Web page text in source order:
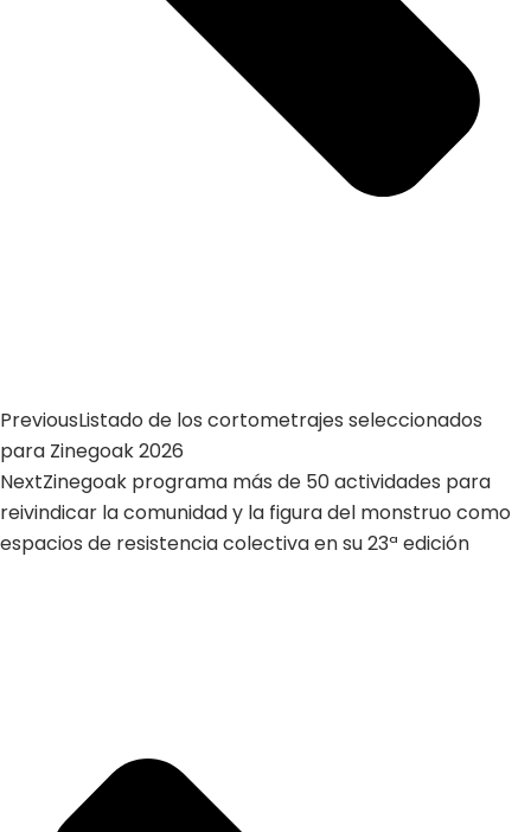
PreviousListado de los cortometrajes seleccionados
para Zinegoak 2026
NextZinegoak programa más de 50 actividades para
reivindicar la comunidad y la figura del monstruo como
espacios de resistencia colectiva en su 23ª edición